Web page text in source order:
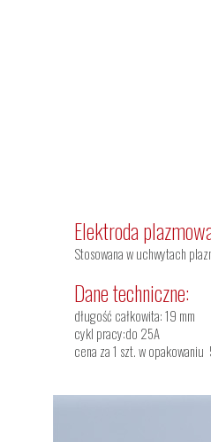
Elektroda
Stosowana w uchwytach
Dane techniczne:
długość całkowita: 19 mm
cykl pracy:do 25A
cena za 1 szt. w opakowaniu